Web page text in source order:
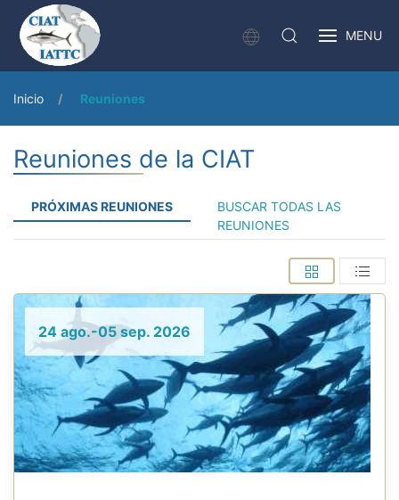
MENU
Inicio Reuniones
Reuniones de la CIAT
PRÓXIMAS REUNIONES
BUSCAR TODAS LAS
REUNIONES
24 ago.-05 sep. 2026